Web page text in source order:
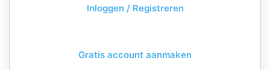
Inloggen / Registreren
Gratis account aanmaken